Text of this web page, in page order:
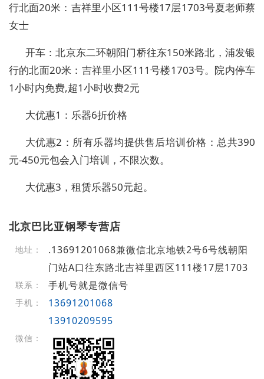
行北面20米：吉祥里小区111号楼17层1703号夏老师蔡
女士
开车：北京东二环朝阳门桥往东150米路北，浦发银
行的北面20米：吉祥里小区111号楼1703号。院内停车
1小时内免费,超1小时收费2元
大优惠1：乐器6折价格
大优惠2：所有乐器均提供售后培训价格：总共390
元-450元包会入门培训，不限次数。
大优惠3，租赁乐器50元起。
北京巴比亚钢琴专营店
地址：
.13691201068兼微信北京地铁2号6号线朝阳
门站A口往东路北吉祥里西区111楼17层1703
联系： 手机号就是微信号
手机：
13691201068
13910209595
微信：